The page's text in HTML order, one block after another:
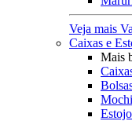
Veja mais
Caixas e
Mais
Estojo